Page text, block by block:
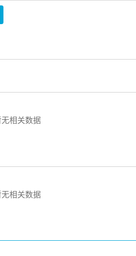
无相关数据
无相关数据